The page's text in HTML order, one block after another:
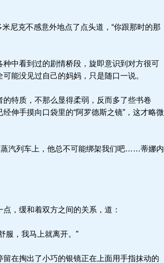
尼克不感意外地点了点头道，“你跟那时的那
中看到过的剧情桥段，旋即意识到对方很可
能没见过自己的妈妈，只是随口一说。
特质，不那么显得柔弱，反而多了些书卷
伸手摸向口袋里的“阿罗德斯之镜”，这才略微
汽列车上，他总不可能绑架我们吧……蒂娜内
，缓和着双方之间的关系，道：
服，我马上就离开。”
在掏出了小巧的银镜正在上面用手指抹动的